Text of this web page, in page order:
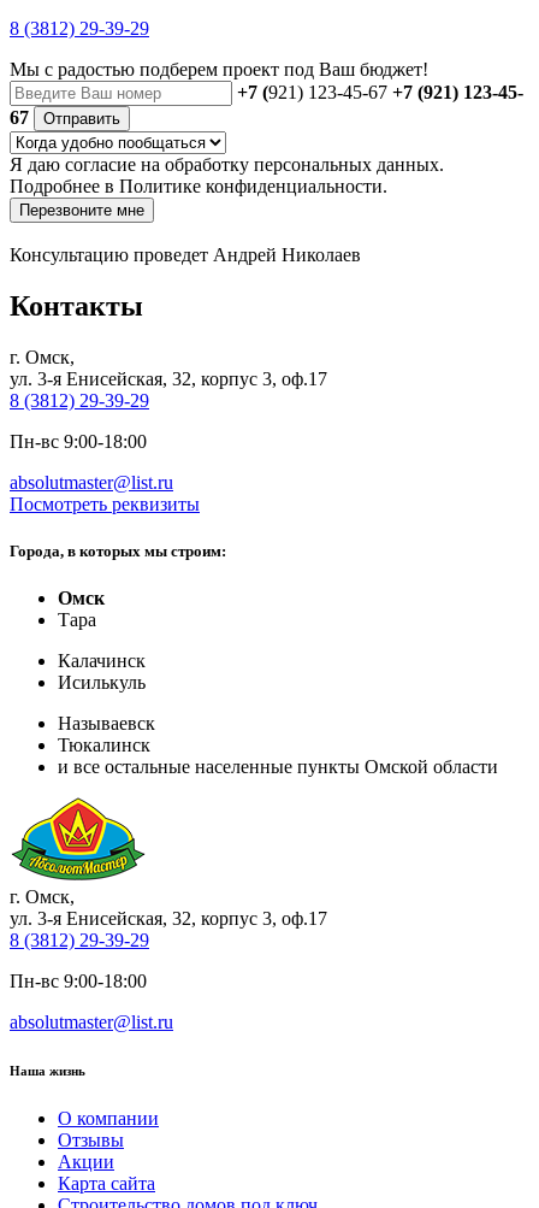
8 (3812) 29-39-29
Мы с радостью подберем проект под Ваш бюджет!
+7 (921) 123-45-67 +7 (921) 123-45-
67
Отправить
Я даю согласие на обработку персональных данных.
Подробнее в Политике конфиденциальности.
Перезвоните мне
Консультацию проведет Андрей Николаев
Контакты
г. Омск,
ул. 3-я Енисейская, 32, корпус 3, оф.17
8 (3812) 29-39-29
Пн-вс 9:00-18:00
absolutmaster@list.ru
Посмотреть реквизиты
Города, в которых мы строим:
Омск
Тара
Калачинск
Исилькуль
Называевск
Тюкалинск
и все остальные населенные пункты Омской области
г. Омск,
ул. 3-я Енисейская, 32, корпус 3, оф.17
8 (3812) 29-39-29
Пн-вс 9:00-18:00
absolutmaster@list.ru
Наша жизнь
О компании
Отзывы
Акции
Карта сайта